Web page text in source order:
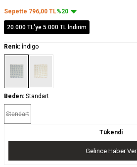
Sepette 796,00 TL%20
20.000 TL'ye 5.000 TL İndirim
Renk: İndigo
Beden: Standart
Standart
Tükendi
Gelince Haber Ver